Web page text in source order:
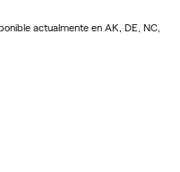
actualmente en AK, DE, NC,